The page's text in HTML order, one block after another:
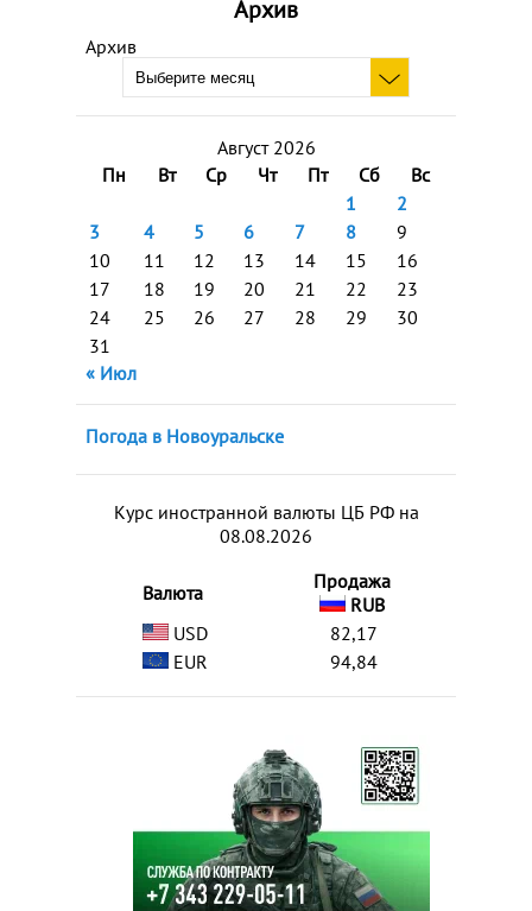
Архив
Архив
Август 2026
Пн
Вт Ср Чт Пт Сб
Вс
1
2
3
4 5 6 7 8
9
10
11 12 13 14 15
16
17
18 19 20 21 22
23
24
25 26 27 28 29
30
31
« Июл
Погода в Новоуральске
Курс иностранной валюты ЦБ РФ на
08.08.2026
Валюта
Продажа
RUB
USD
82,17
EUR
94,84